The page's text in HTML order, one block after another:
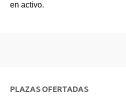
en activo.
PLAZAS OFERTADAS